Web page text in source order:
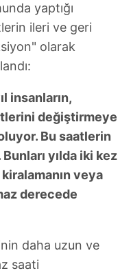
yaptığı
ileri ve geri
olarak
insanların,
değiştirmeye
Bu saatlerin
yılda iki kez
veya
derecede
daha uzun ve
saati